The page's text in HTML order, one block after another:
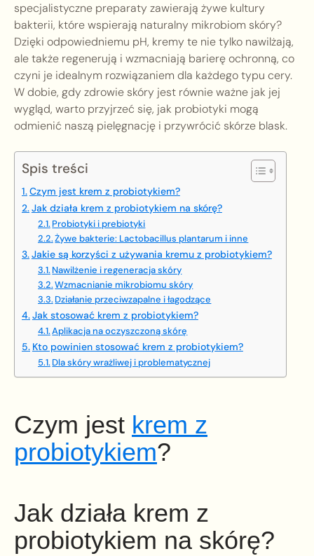
specjalistyczne preparaty zawierają żywe kultury
bakterii, które wspierają naturalny mikrobiom skóry?
Dzięki odpowiedniemu pH, kremy te nie tylko nawilżają,
ale także regenerują i wzmacniają barierę ochronną, co
czyni je idealnym rozwiązaniem dla każdego typu cery.
W dobie, gdy zdrowie skóry jest równie ważne jak jej
wygląd, warto przyjrzeć się, jak probiotyki mogą
odmienić naszą pielęgnację i przywrócić skórze blask.
Spis treści
Czym jest krem z probiotykiem?
Jak działa krem z probiotykiem na skórę?
Probiotyki i prebiotyki
Żywe bakterie: Lactobacillus plantarum i inne
Jakie są korzyści z używania kremu z probiotykiem?
Nawilżenie i regeneracja skóry
Wzmacnianie mikrobiomu skóry
Działanie przeciwzapalne i łagodzące
Jak stosować krem z probiotykiem?
Aplikacja na oczyszczoną skórę
Kto powinien stosować krem z probiotykiem?
Dla skóry wrażliwej i problematycznej
Czym jest krem z
probiotykiem?
Jak działa krem z
probiotykiem na skórę?